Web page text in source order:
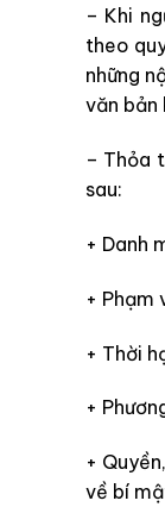
– Khi
theo
những
văn bản
– Thỏa
sau:
+ Danh
+ Phạm
+ Thời
+
+
về bí